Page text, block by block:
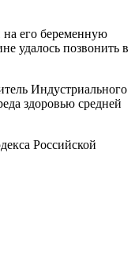
на его беременную
удалось позвонить в
Индустриального
здоровью средней
Российской